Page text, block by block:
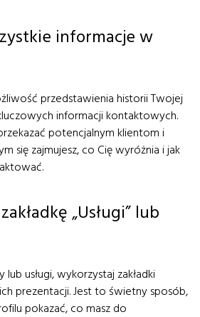
informacje w
przedstawienia historii Twojej
informacji kontaktowych.
potencjalnym klientom i
się zajmujesz, co Cię wyróżnia i jak
„Usługi” lub
usługi, wykorzystaj zakładki
ich prezentacji. Jest to świetny sposób,
pokazać, co masz do